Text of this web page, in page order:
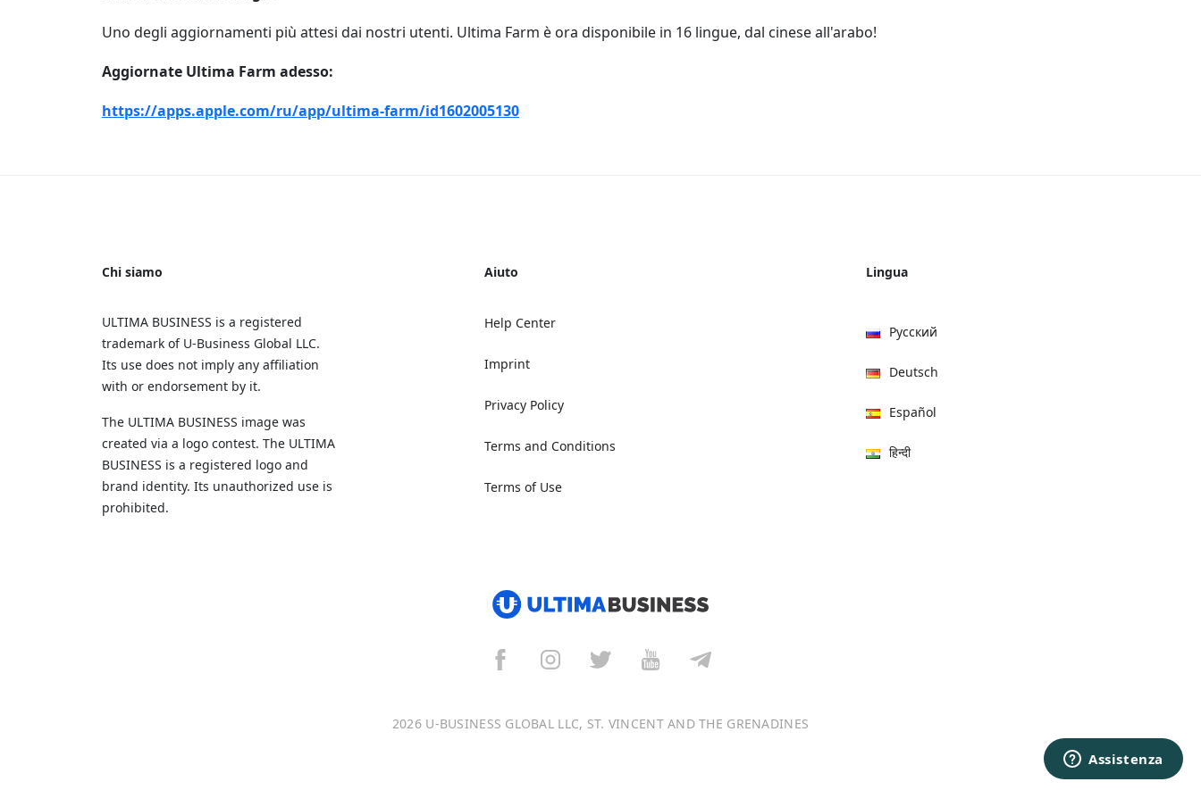
Uno degli aggiornamenti più attesi dai nostri utenti. Ultima Farm è ora disponibile in 16 lingue, dal cinese all'arabo!
Aggiornate Ultima Farm adesso:
https://apps.apple.com/ru/app/ultima-farm/id1602005130
Chi siamo
ULTIMA BUSINESS is a registered
trademark of U‑Business Global LLC.
Its use does not imply any affiliation
with or endorsement by it.
The ULTIMA BUSINESS image was
created via a logo contest. The ULTIMA
BUSINESS is a registered logo and
brand identity. Its unauthorized use is
prohibited.
Aiuto
Help Center
Imprint
Privacy Policy
Terms and Conditions
Terms of Use
Lingua
Русский
Deutsch
Español
हिन्दी
2026 U-BUSINESS GLOBAL LLC, ST. VINCENT AND THE GRENADINES